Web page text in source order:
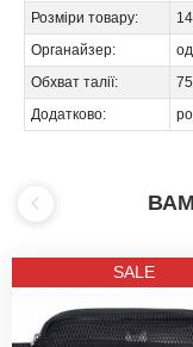
Розміри товару:
Органайзер:
Обхват талії:
Додатково:
SALE
Ми